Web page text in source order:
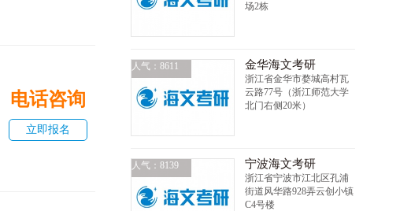
电话咨询
立即报名
场2栋
人气：8611 金华海文考研
浙江省金华市婺城高村瓦
云路77号（浙江师范大学
北门右侧20米）
人气：8139 宁波海文考研
浙江省宁波市江北区孔浦
街道风华路928弄云创小镇
C4号楼